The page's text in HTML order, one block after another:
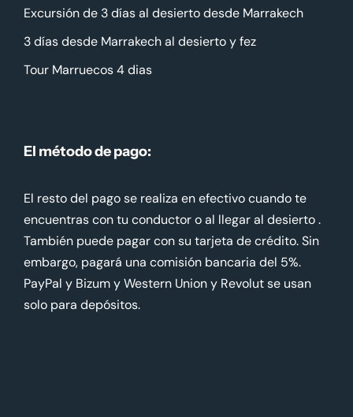
Excursión de 3 días al desierto desde Marrakech
3 días desde Marrakech al desierto y fez
Tour Marruecos 4 dias
El método de pago:
El resto del pago se realiza en efectivo cuando te
encuentras con tu conductor o al llegar al desierto .
También puede pagar con su tarjeta de crédito. Sin
embargo, pagará una comisión bancaria del 5%.
PayPal y Bizum y Western Union y Revolut se usan
solo para depósitos.